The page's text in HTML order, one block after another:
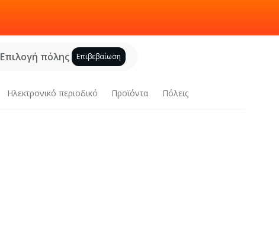
Επιλογή πόλης Επιβεβαίωση
Ηλεκτρονικό περιοδικό Προϊόντα Πόλεις